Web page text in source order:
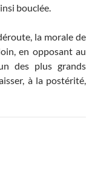
bouclée.
la morale de
en opposant au
des plus grands
à la postérité,